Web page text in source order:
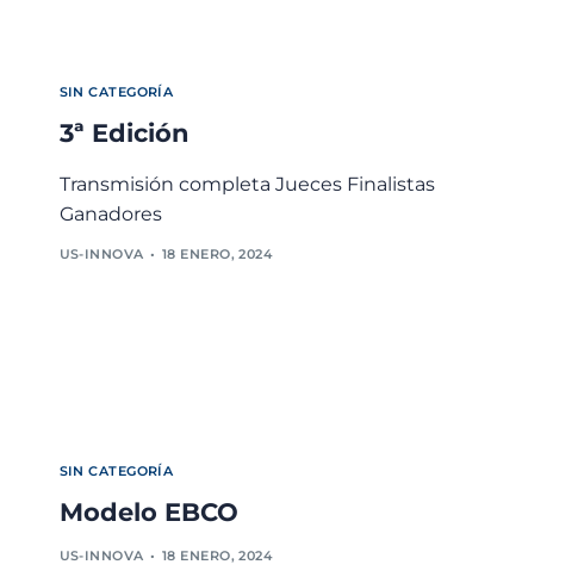
SIN CATEGORÍA
3ª Edición
Transmisión completa Jueces Finalistas
Ganadores
US-INNOVA 18 ENERO, 2024
SIN CATEGORÍA
Modelo EBCO
US-INNOVA 18 ENERO, 2024